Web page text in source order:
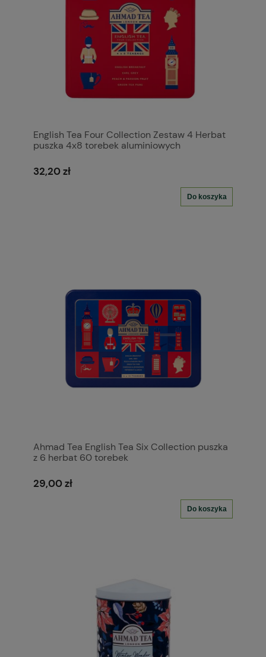
English Tea Four Collection Zestaw 4 Herbat
puszka 4x8 torebek aluminiowych
32,20 zł
Do koszyka
Ahmad Tea English Tea Six Collection puszka
z 6 herbat 60 torebek
29,00 zł
Do koszyka